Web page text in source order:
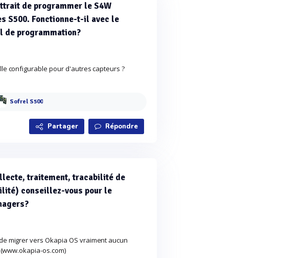
de programmer le S4W
S500. Fonctionne-t-il avec le
programmation?
configurable pour d'autres capteurs ?
Sofrel S500
Partager Répondre
traitement, tracabilité de
conseillez-vous pour le
migrer vers Okapia OS vraiment aucun
os.com)